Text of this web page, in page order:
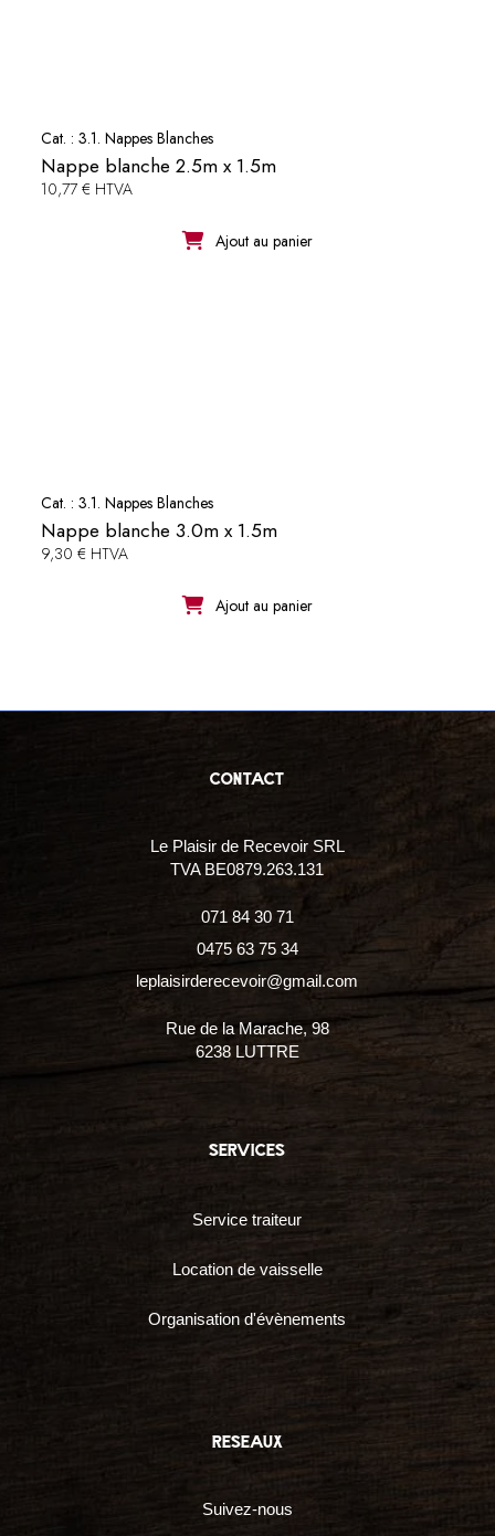
Cat. : 3.1. Nappes Blanches
Nappe blanche 2.5m x 1.5m
10,77 € HTVA
Ajout au panier
Cat. : 3.1. Nappes Blanches
Nappe blanche 3.0m x 1.5m
9,30 € HTVA
Ajout au panier
contact
Le Plaisir de Recevoir SRL
TVA BE0879.263.131
071 84 30 71
0475 63 75 34
leplaisirderecevoir@gmail.com
Rue de la Marache, 98
6238 LUTTRE
services
Service traiteur
Location de vaisselle
Organisation d'évènements
reseaux
Suivez-nous